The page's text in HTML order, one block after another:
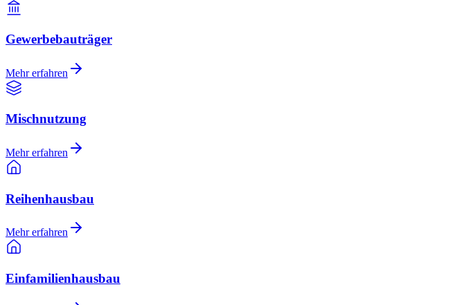
Gewerbebauträger
Mehr erfahren
Mischnutzung
Mehr erfahren
Reihenhausbau
Mehr erfahren
Einfamilienhausbau